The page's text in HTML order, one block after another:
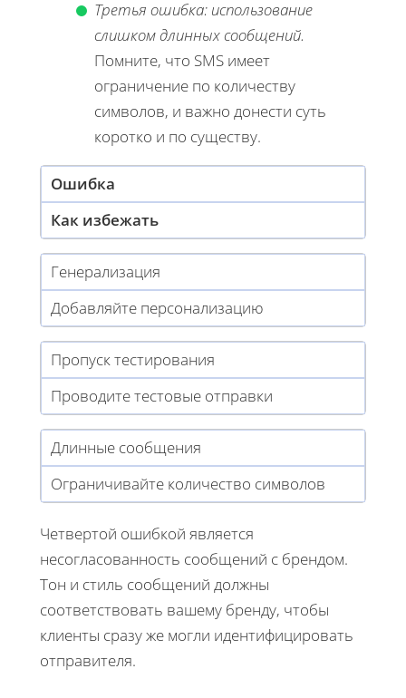
Третья ошибка: использование
слишком длинных сообщений.
Помните, что SMS имеет
ограничение по количеству
символов, и важно донести суть
коротко и по существу.
Ошибка
Как избежать
Генерализация
Добавляйте персонализацию
Пропуск тестирования
Проводите тестовые отправки
Длинные сообщения
Ограничивайте количество символов
Четвертой ошибкой является
несогласованность сообщений с брендом.
Тон и стиль сообщений должны
соответствовать вашему бренду, чтобы
клиенты сразу же могли идентифицировать
отправителя.